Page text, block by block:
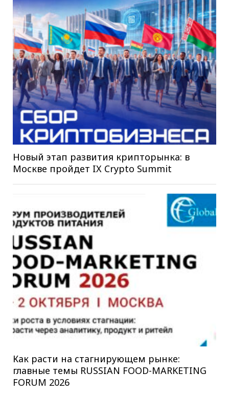
Новый этап развития крипторынка: в
Москве пройдет IX Crypto Summit
Как расти на стагнирующем рынке:
главные темы RUSSIAN FOOD-MARKETING
FORUM 2026